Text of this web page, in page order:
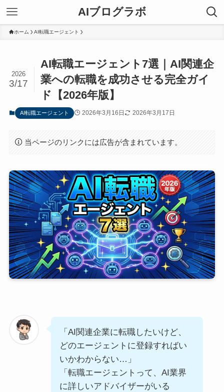
AIブログラボ
ホーム AI転職エージェント
AI転職エージェント7選｜AI関連企
業への転職を成功させる完全ガイ
ド【2026年版】
2026
3/17
AI転職エージェント 2026年3月16日 2026年3月17日
当ページのリンクには広告が含まれています。
「AI関連企業に転職したいけど、
どのエージェントに登録すればい
いかわからない…」
「転職エージェントって、AI業界
に詳しいアドバイザーがいる